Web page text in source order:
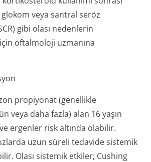
veya santral seröz
gibi olası nedenlerin
oftalmoloji uzmanına
propiyonat (genellikle
veya daha fazla) alan 16 yaşın
ergenler risk altında olabilir.
uzun süreli tedavide sistemik
Olası sistemik etkiler; Cushing